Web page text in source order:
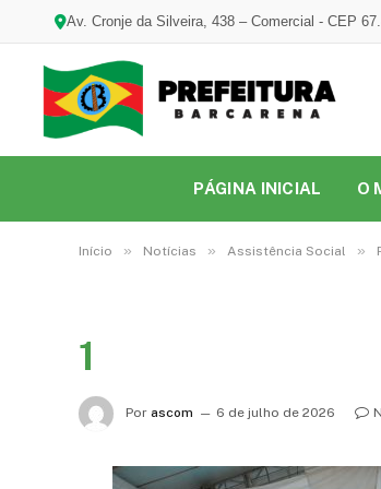
Av. Cronje da Silveira, 438 – Comercial - CEP
PÁGINA INICIAL O
Início » Notícias » Assistência Social »
1
Por ascom 6 de julho de 2026